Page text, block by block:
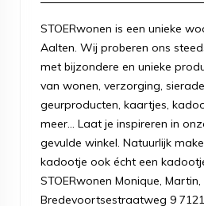
STOERwonen is een unieke
Aalten. Wij proberen ons
met bijzondere en unieke
van wonen, verzorging,
geurproducten, kaartjes,
meer... Laat je inspireren in
gevulde winkel. Natuurlijk
kadootje ook écht een
STOERwonen Monique,
Bredevoortsestraatweg 9